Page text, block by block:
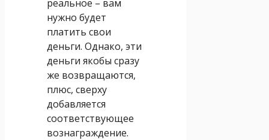
реальное – вам
нужно будет
платить свои
деньги. Однако, эти
деньги якобы сразу
же возвращаются,
плюс, сверху
добавляется
соответствующее
вознаграждение.